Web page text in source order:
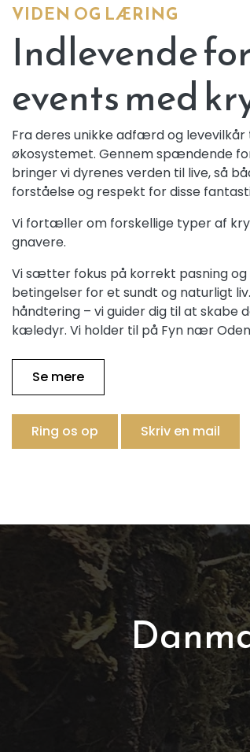
VIDEN OG LÆRING
Indlevende
events med
Fra deres unikke adfærd og
økosystemet. Gennem spændende
bringer vi dyrenes verden til live, så
forståelse og respekt for disse
Vi fortæller om forskellige typer af
gnavere.
Vi sætter fokus på korrekt pasning og
betingelser for et sundt og naturligt
håndtering – vi guider dig til at
kæledyr. Vi holder til på Fyn nær
Se mere
Ring os op Skriv en mail